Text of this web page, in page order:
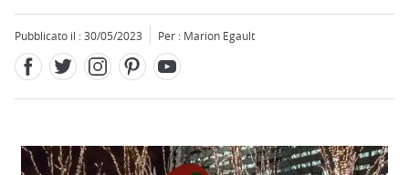
Pubblicato il : 30/05/2023 Per : Marion Egault
Close